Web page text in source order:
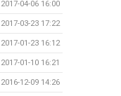
2017-04-06 16:00
2017-03-23 17:22
2017-01-23 16:12
2017-01-10 16:21
2016-12-09 14:26